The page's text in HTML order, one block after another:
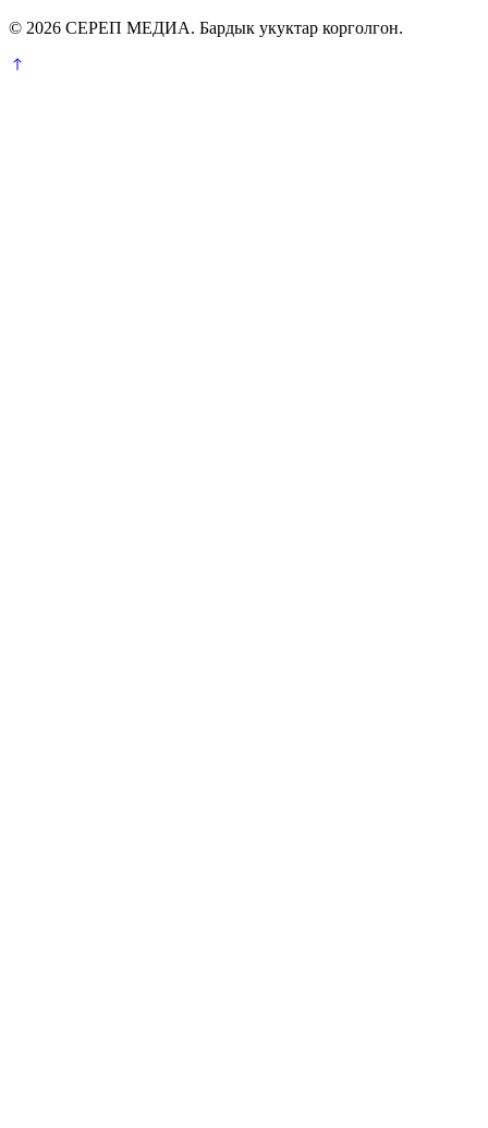
© 2026 СЕРЕП МЕДИА. Бардык укуктар корголгон.